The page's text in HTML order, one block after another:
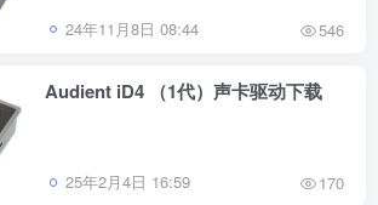
24年11月8日 08:44 546
Audient iD4 （1代）声卡驱动下载
25年2月4日 16:59 170